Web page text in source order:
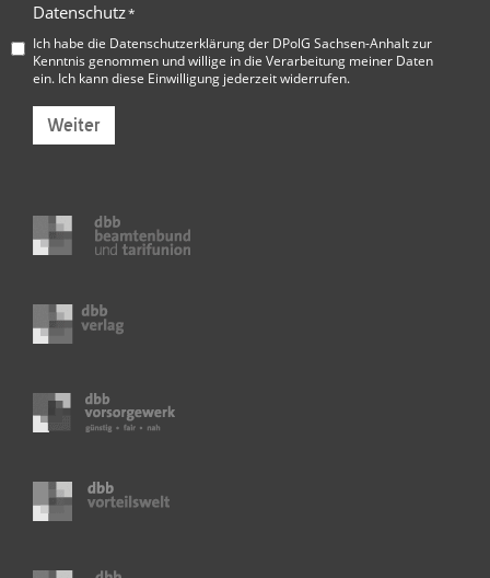
Datenschutz*
Ich habe die Datenschutzerklärung der DPolG Sachsen-Anhaltzur
Kenntnis genommen und willige in die Verarbeitung meiner Daten
ein. Ich kann diese Einwilligung jederzeit widerrufen.
Weiter